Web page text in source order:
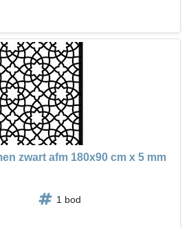
zwart afm 180x90 cm x 5 mm
1 bod